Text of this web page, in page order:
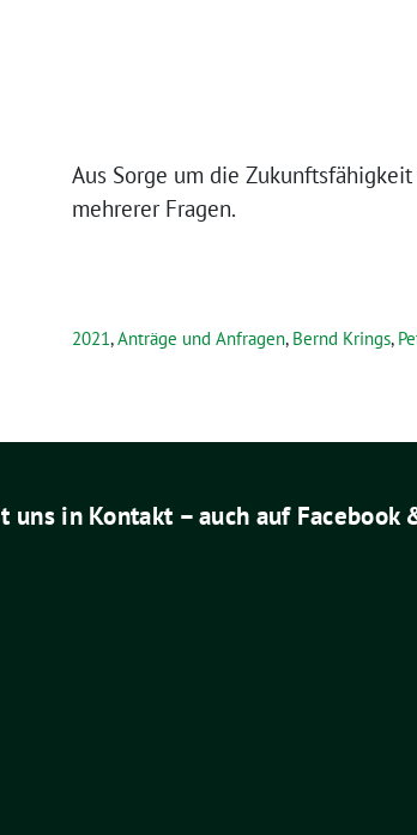
Aus Sorge um die
mehrerer Fragen.
2021,Anträge und Anfragen, Bernd Krings,
uns in Kontakt – auch auf Facebook